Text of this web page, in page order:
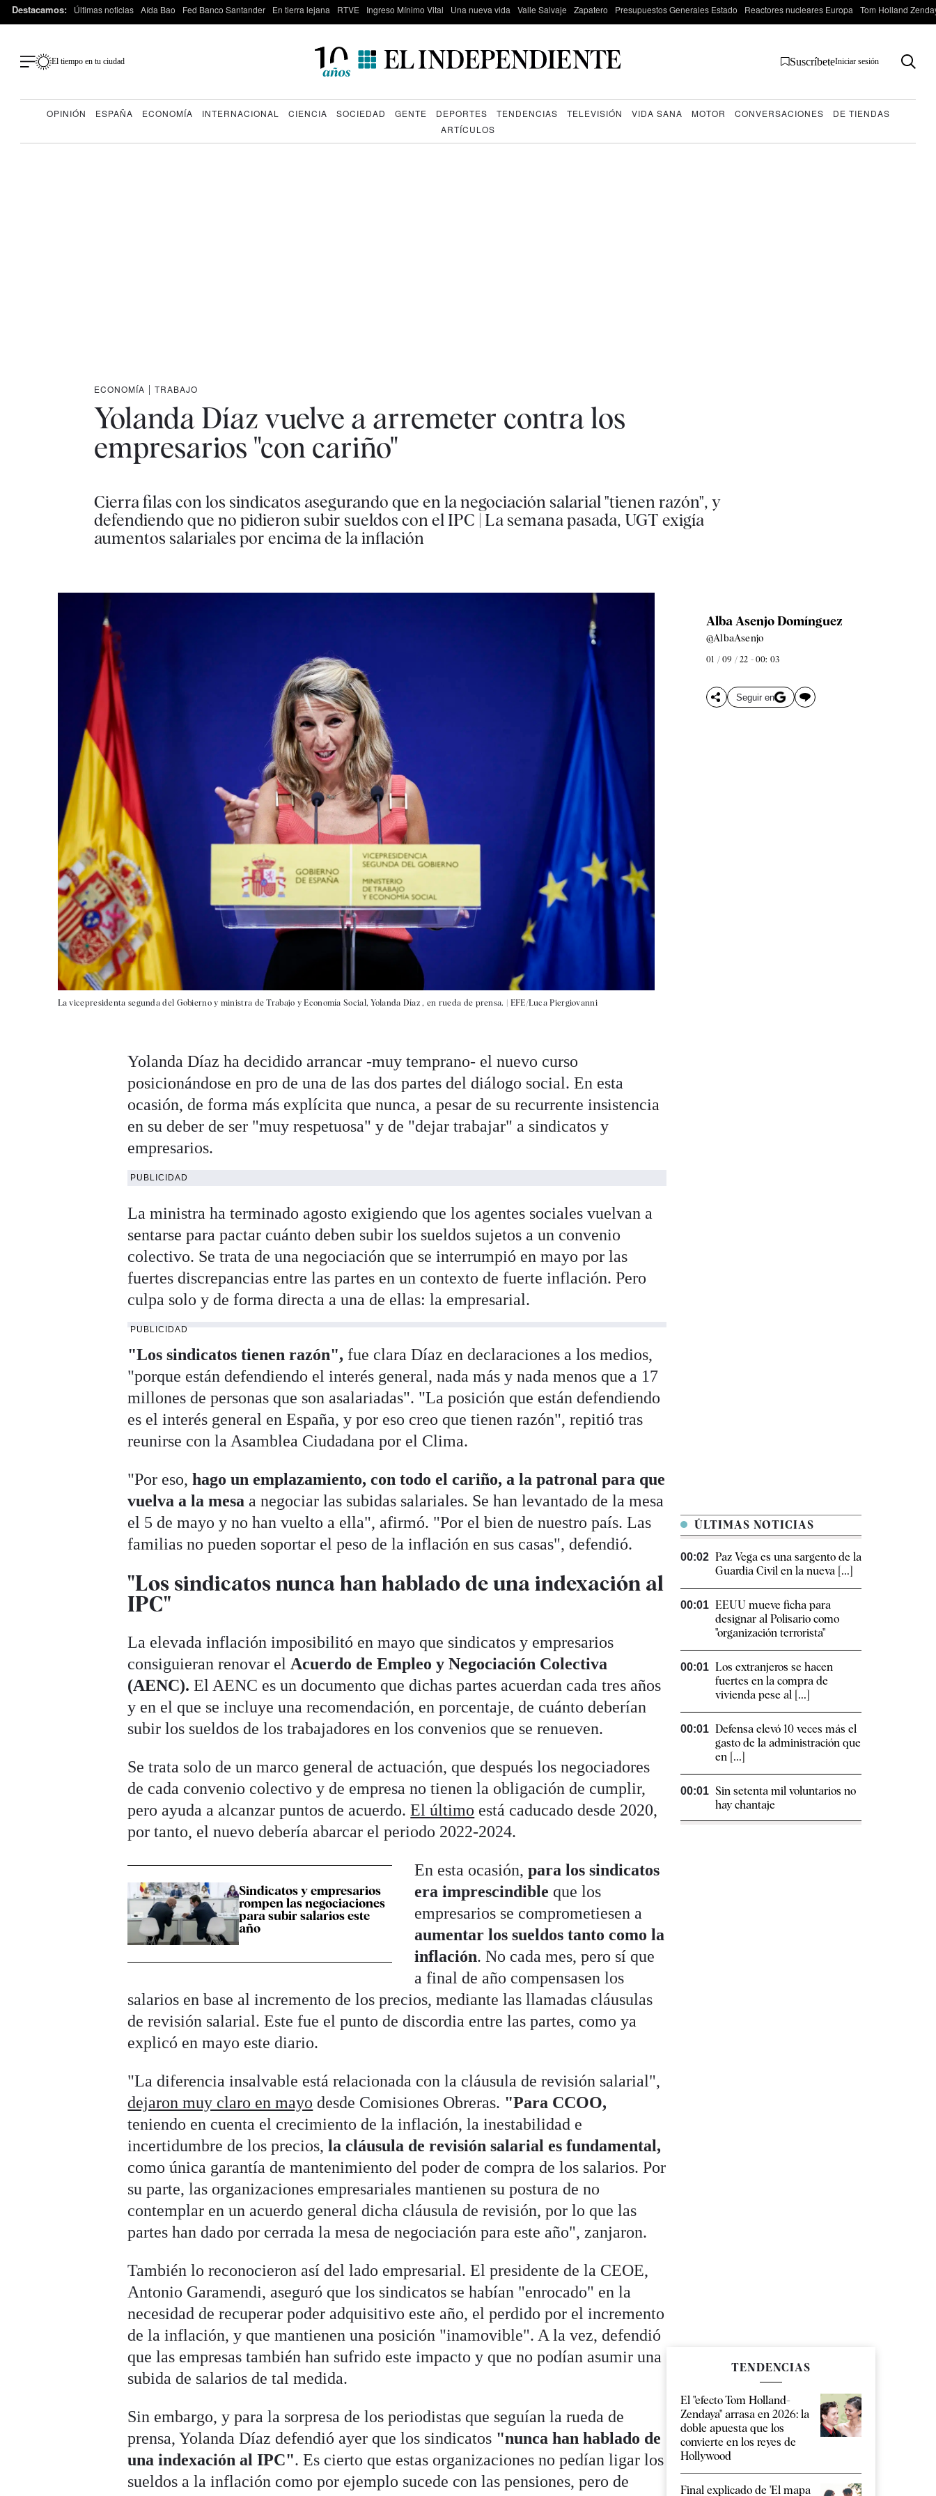
Destacamos: Últimas noticias Aída Bao Fed Banco Santander En tierra lejana RTVE Ingreso Mínimo Vital Una nueva vida Valle Salvaje Zapatero Presupuestos Generales Estado Reactores nucleares Europa Tom Holland
El tiempo en tu ciudad SuscríbeteIniciar sesión
OPINIÓN ESPAÑA ECONOMÍA INTERNACIONAL CIENCIA SOCIEDAD GENTE DEPORTES TENDENCIAS TELEVISIÓN VIDA SANA MOTOR CONVERSACIONES
DE TIENDAS
ARTÍCULOS
ECONOMÍA | TRABAJO
Yolanda Díaz vuelve a arremeter contra los
empresarios "con cariño"
Cierra filas con los sindicatos asegurando que en la negociación salarial "tienen razón", y
defendiendo que no pidieron subir sueldos con el IPC | La semana pasada, UGT exigía
aumentos salariales por encima de la inflación
La vicepresidenta segunda del Gobierno y ministra de Trabajo y Economía Social, Yolanda Díaz , en rueda de prensa. | EFE/Luca Piergiovanni
Alba Asenjo Domínguez
@AlbaAsenjo
01 / 09 / 22 - 00: 03
Seguir en
Yolanda Díaz ha decidido arrancar -muy temprano- el nuevo curso
posicionándose en pro de una de las dos partes del diálogo social. En esta
ocasión, de forma más explícita que nunca, a pesar de su recurrente insistencia
en su deber de ser "muy respetuosa" y de "dejar trabajar" a sindicatos y
empresarios.
PUBLICIDAD
La ministra ha terminado agosto exigiendo que los agentes sociales vuelvan a
sentarse para pactar cuánto deben subir los sueldos sujetos a un convenio
colectivo. Se trata de una negociación que se interrumpió en mayo por las
fuertes discrepancias entre las partes en un contexto de fuerte inflación. Pero
culpa solo y de forma directa a una de ellas: la empresarial.
PUBLICIDAD
"Los sindicatos tienen razón", fue clara Díaz en declaraciones a los medios,
"porque están defendiendo el interés general, nada más y nada menos que a 17
millones de personas que son asalariadas". "La posición que están defendiendo
es el interés general en España, y por eso creo que tienen razón", repitió tras
reunirse con la Asamblea Ciudadana por el Clima.
"Por eso,hago un emplazamiento, con todo el cariño, a la patronal para que
vuelva a la mesa a negociar las subidas salariales. Se han levantado de la mesa
el 5 de mayo y no han vuelto a ella", afirmó. "Por el bien de nuestro país. Las
familias no pueden soportar el peso de la inflación en sus casas", defendió.
"Los sindicatos nunca han hablado de una indexación al
IPC"
La elevada inflación imposibilitó en mayo que sindicatos y empresarios
consiguieran renovar el Acuerdo de Empleo y Negociación Colectiva
(AENC). El AENC es un documento que dichas partes acuerdan cada tres años
y en el que se incluye una recomendación, en porcentaje, de cuánto deberían
subir los sueldos de los trabajadores en los convenios que se renueven.
Se trata solo de un marco general de actuación, que después los negociadores
de cada convenio colectivo y de empresa no tienen la obligación de cumplir,
pero ayuda a alcanzar puntos de acuerdo.El último está caducado desde 2020,
por tanto, el nuevo debería abarcar el periodo 2022-2024.
Sindicatos y empresarios
rompen las negociaciones
para subir salarios este
año
En esta ocasión,para los sindicatos
era imprescindibleque los
empresarios se comprometiesen a
aumentar los sueldos tanto como la
inflación. No cada mes, pero sí que
a final de año compensasen los
salarios en base al incremento de los precios, mediante las llamadas cláusulas
de revisión salarial. Este fue el punto de discordia entre las partes, como ya
explicó en mayo este diario.
"La diferencia insalvable está relacionada con la cláusula de revisión salarial",
dejaron muy claro en mayo desde Comisiones Obreras. "Para CCOO,
teniendo en cuenta el crecimiento de la inflación, la inestabilidad e
incertidumbre de los precios,la cláusula de revisión salarial es fundamental,
como única garantía de mantenimiento del poder de compra de los salarios. Por
su parte, las organizaciones empresariales mantienen su postura de no
contemplar en un acuerdo general dicha cláusula de revisión, por lo que las
partes han dado por cerrada la mesa de negociación para este año", zanjaron.
También lo reconocieron así del lado empresarial. El presidente de la CEOE,
Antonio Garamendi, aseguró que los sindicatos se habían "enrocado" en la
necesidad de recuperar poder adquisitivo este año, el perdido por el incremento
de la inflación, y que mantienen una posición "inamovible". A la vez, defendió
que las empresas también han sufrido este impacto y que no podían asumir una
subida de salarios de tal medida.
Sin embargo, y para la sorpresa de los periodistas que seguían la rueda de
prensa, Yolanda Díaz defendió ayer que los sindicatos "nunca han hablado de
una indexación al IPC". Es cierto que estas organizaciones no pedían ligar los
sueldos a la inflación como por ejemplo sucede con las pensiones, pero de
ÚLTIMAS NOTICIAS
00:02 Paz Vega es una sargento de la
Guardia Civil en la nueva [...]
00:01 EEUU mueve ficha para
designar al Polisario como
"organización terrorista"
00:01 Los extranjeros se hacen
fuertes en la compra de
vivienda pese al [...]
00:01 Defensa elevó 10 veces más el
gasto de la administración que
en [...]
00:01 Sin setenta mil voluntarios no
hay chantaje
TENDENCIAS
El "efecto Tom Holland-
Zendaya" arrasa en 2026: la
doble apuesta que los
convierte en los reyes de
Hollywood
Final explicado de 'El mapa